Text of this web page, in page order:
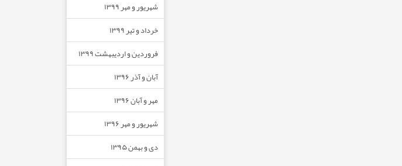
شهریور و مهر ۱۳۹۹
خرداد و تیر ۱۳۹۹
فروردین و اردیبهشت ۱۳۹۹
آبان و آذر ۱۳۹۶
مهر و آبان ۱۳۹۶
شهریور و مهر ۱۳۹۶
دی و بهمن ۱۳۹۵